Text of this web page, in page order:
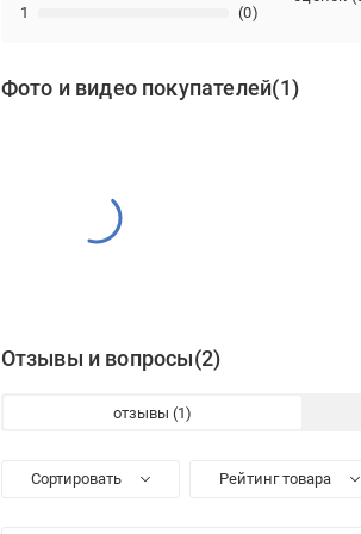
1 (0)
Фото и видео покупателей(1)
Отзывы и вопросы(2)
отзывы
Сортировать Рейтинг товара